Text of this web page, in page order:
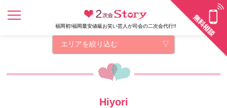
福岡初!福岡最安値級お笑い芸人が司会の二次会代行!!
エリアを絞り込む
Hiyori